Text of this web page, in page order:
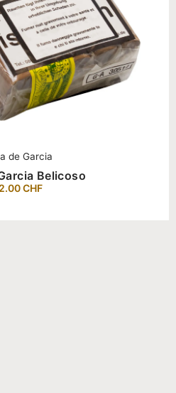
de Garcia
Belicoso
CHF